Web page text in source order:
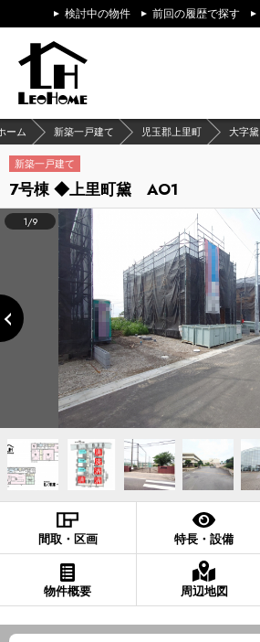
検討中の物件 前回の履歴で探す
ーム 新築一戸建て 児玉郡上里町 大字黛
新築一戸建て
7号棟 ◆上里町黛 AO1
1/9
間取・区画 特長・設備
物件概要 周辺地図